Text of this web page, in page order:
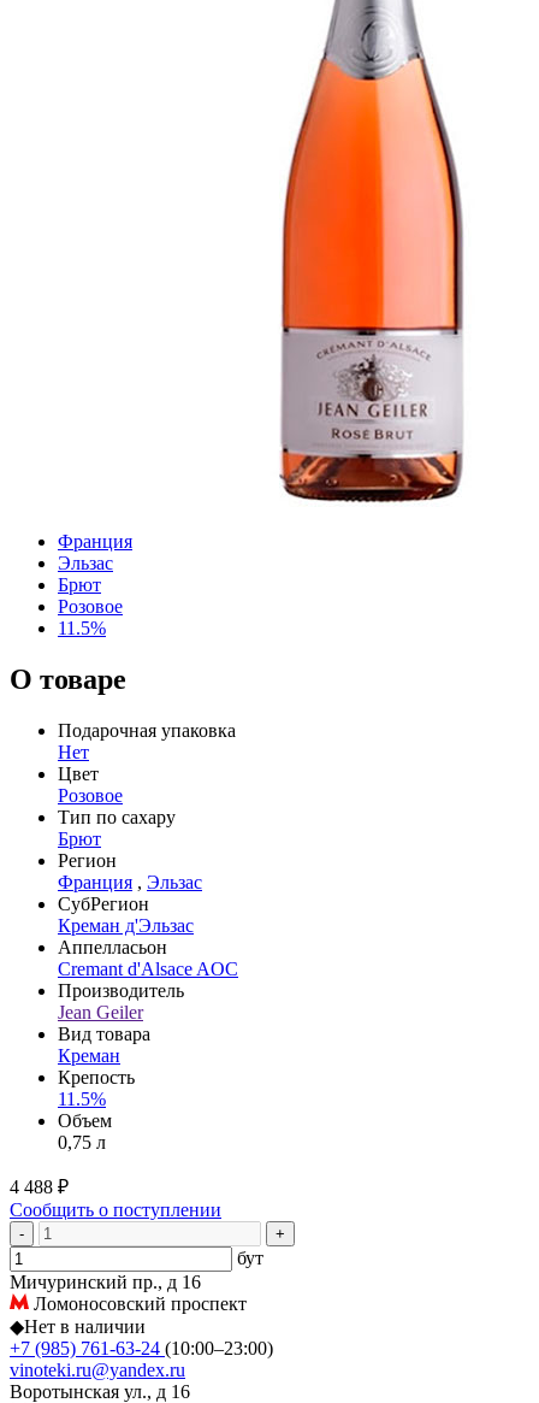
Франция
Эльзас
Брют
Розовое
11.5%
О товаре
Подарочная упаковка
Нет
Цвет
Розовое
Тип по сахару
Брют
Регион
Франция , Эльзас
СубРегион
Креман д'Эльзас
Аппелласьон
Cremant d'Alsace AOC
Производитель
Jean Geiler
Вид товара
Креман
Крепость
11.5%
Объем
0,75 л
4 488 ₽
Сообщить о поступлении
- +
бут
Мичуринский пр., д 16
Ломоносовский проспект
◆Нет в наличии
+7 (985) 761-63-24 (10:00–23:00)
vinoteki.ru@yandex.ru
Воротынская ул., д 16